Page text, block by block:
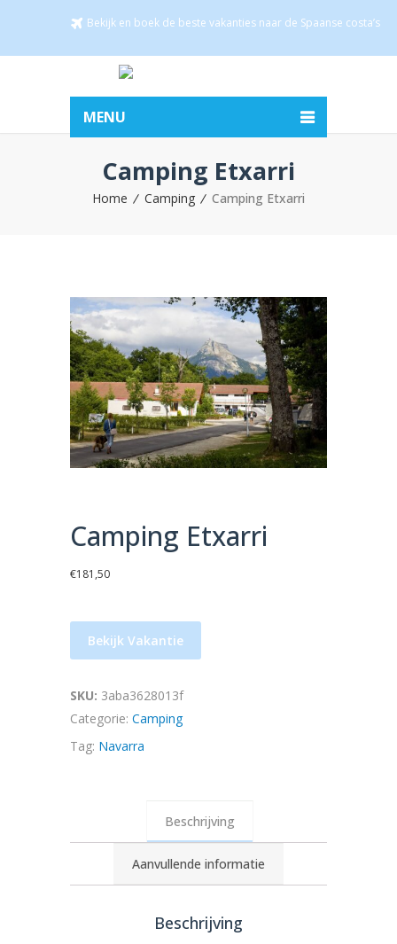
Bekijk en boek de beste vakanties naar de Spaanse costa’s
MENU
Camping Etxarri
Home Camping Camping Etxarri
Camping Etxarri
€181,50
Bekijk Vakantie
SKU: 3aba3628013f
Categorie: Camping
Tag: Navarra
Beschrijving
Aanvullende informatie
Beschrijving